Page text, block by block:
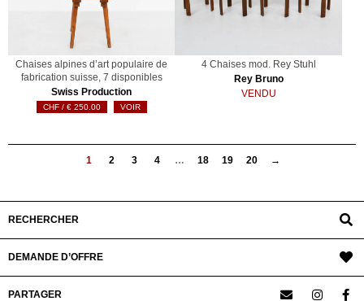
Chaises alpines d’art populaire de
fabrication suisse, 7 disponibles
Swiss Production
€250.00 VOIR
4 Chaises mod. Rey Stuhl
Rey Bruno
VENDU
1 2 3 4 … 18 19 20 →
RECHERCHER
DEMANDE D’OFFRE
PARTAGER